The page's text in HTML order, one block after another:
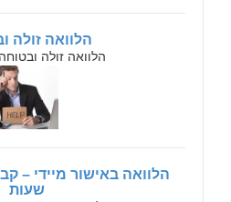
הלוואה זולה
הלוואה זולה
שעות